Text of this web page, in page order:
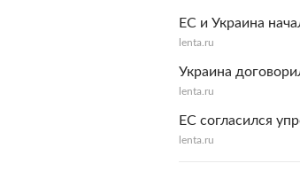
ЕС и Украина
lenta.ru
Украина
lenta.ru
ЕС согласился
lenta.ru